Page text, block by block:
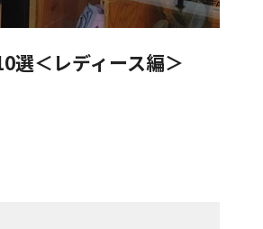
選＜レディース編＞